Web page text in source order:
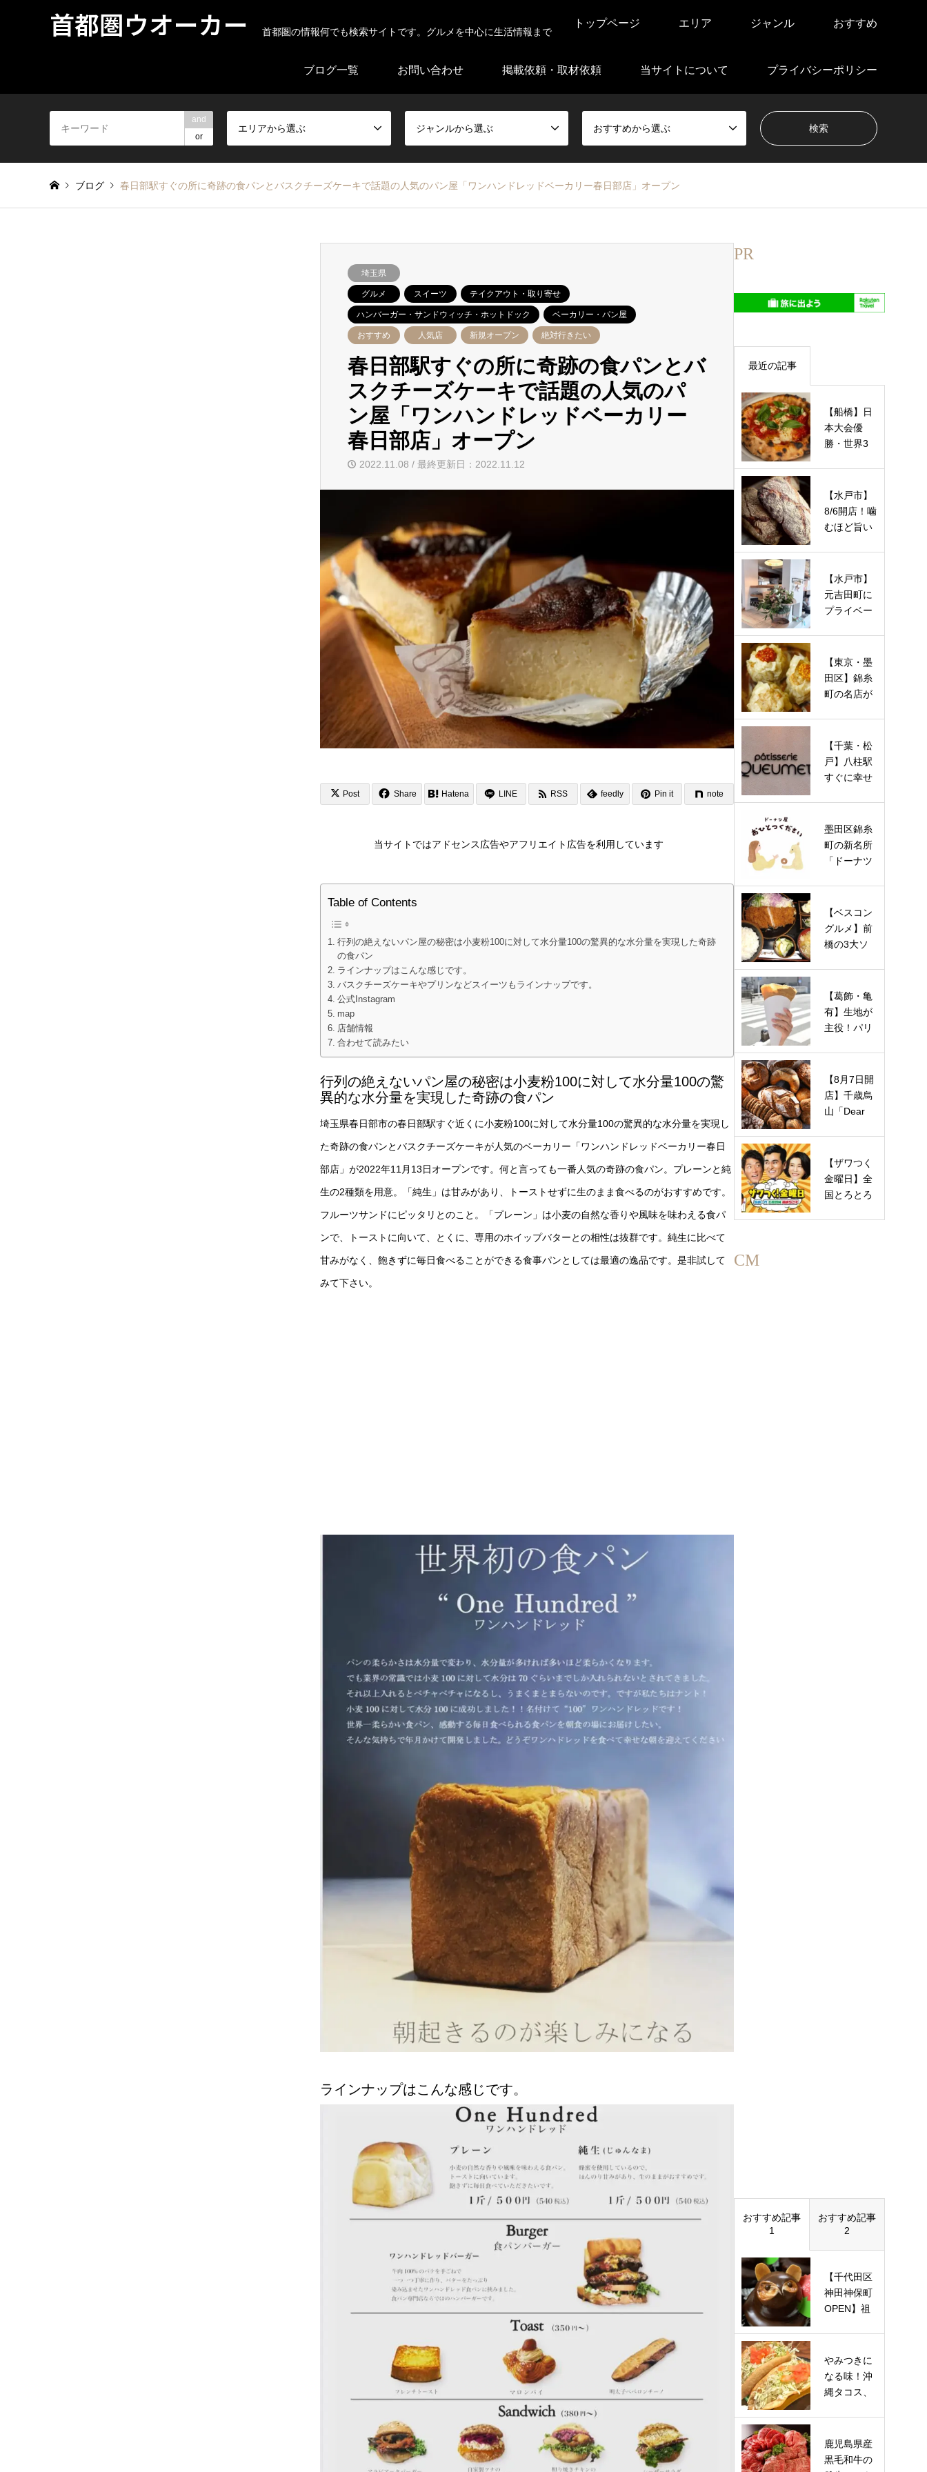
首都圏ウオーカー 首都圏の情報何でも検索サイトです。グルメを中心に生活情報まで
トップページ エリア ジャンル おすすめ
ブログ一覧 お問い合わせ 掲載依頼・取材依頼 当サイトについて プライバシーポリシー
and
or
エリアから選ぶ ジャンルから選ぶ おすすめから選ぶ
ブログ 春日部駅すぐの所に奇跡の食パンとバスクチーズケーキで話題の人気のパン屋「ワンハンドレッドベーカリー春日部店」オープン
埼玉県
グルメ スイーツ テイクアウト・取り寄せ
ハンバーガー・サンドウィッチ・ホットドック ベーカリー・パン屋
おすすめ 人気店 新規オープン 絶対行きたい
春日部駅すぐの所に奇跡の食パンとバ
スクチーズケーキで話題の人気のパ
ン屋「ワンハンドレッドベーカリー
春日部店」オープン
2022.11.08 / 最終更新日：2022.11.12
Post Share Hatena LINE RSS feedly Pin it note
当サイトではアドセンス広告やアフリエイト広告を利用しています
Table of Contents
行列の絶えないパン屋の秘密は小麦粉100に対して水分量100の驚異的な水分量を実現した奇跡
の食パン
ラインナップはこんな感じです。
バスクチーズケーキやプリンなどスイーツもラインナップです。
公式Instagram
map
店舗情報
合わせて読みたい
行列の絶えないパン屋の秘密は小麦粉100に対して水分量100の驚
異的な水分量を実現した奇跡の食パン
埼玉県春日部市の春日部駅すぐ近くに小麦粉100に対して水分量100の驚異的な水分量を実現し
た奇跡の食パンとバスクチーズケーキが人気のベーカリー「ワンハンドレッドベーカリー春日
部店」が2022年11月13日オープンです。何と言っても一番人気の奇跡の食パン。プレーンと純
生の2種類を用意。「純生」は甘みがあり、トーストせずに生のまま食べるのがおすすめです。
フルーツサンドにピッタリとのこと。「プレーン」は小麦の自然な香りや風味を味わえる食パ
ンで、トーストに向いて、とくに、専用のホイップバターとの相性は抜群です。純生に比べて
甘みがなく、飽きずに毎日食べることができる食事パンとしては最適の逸品です。是非試して
みて下さい。
ラインナップはこんな感じです。
PR
最近の記事
【船橋】日
本大会優
勝・世界3
注…
【水戸市】
8/6開店！噛
むほど旨い
【水戸市】
元吉田町に
プライベー
【東京・墨
田区】錦糸
町の名店が
【千葉・松
戸】八柱駅
すぐに幸せ
墨田区錦糸
町の新名所
「ドーナツ
【ベスコン
グルメ】前
橋の3大ソ
や…
【葛飾・亀
有】生地が
主役！パリ
【8月7日開
店】千歳烏
山「Dear
ッ…
【ザワつく
金曜日】全
国とろとろ
CM
おすすめ記事
1
おすすめ記事
2
【千代田区
神田神保町
OPEN】祖
結…
やみつきに
なる味！沖
縄タコス、
「38T…
鹿児島県産
黒毛和牛の